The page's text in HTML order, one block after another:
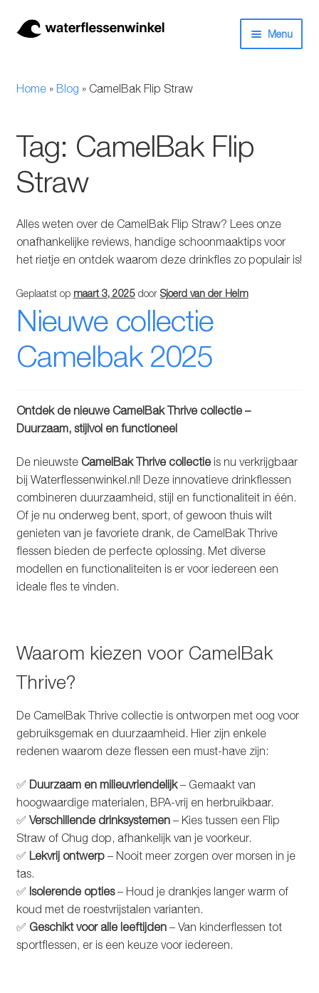
Ga
Ga
Menu
Thermosfles
Kinderflessen
Drinkfles met rietje
Waterfles met filter
Aluminium drinkfles
Glazen drinkfles
RVS drinkfles
Broodtrommels & lunchboxen
Accessoires
Aanbiedingen
Waterfles bedrukken
Home» Blog » CamelBak Flip Straw
Tag: CamelBak Flip
Straw
Alles weten over de CamelBak Flip Straw? Lees onze
onafhankelijke reviews, handige schoonmaaktips voor
het rietje en ontdek waarom deze drinkfles zo populair is!
Geplaatst op maart 3, 2025 door Sjoerd van der Helm
Nieuwe collectie
Camelbak 2025
Ontdek de nieuwe CamelBak Thrive collectie –
Duurzaam, stijlvol en functioneel
De nieuwste CamelBak Thrive collectieis nu verkrijgbaar
bij Waterflessenwinkel.nl! Deze innovatieve drinkflessen
combineren duurzaamheid, stijl en functionaliteit in één.
Of je nu onderweg bent, sport, of gewoon thuis wilt
genieten van je favoriete drank, de CamelBak Thrive
flessen bieden de perfecte oplossing. Met diverse
modellen en functionaliteiten is er voor iedereen een
ideale fles te vinden.
Waarom kiezen voor CamelBak
Thrive?
De CamelBak Thrive collectie is ontworpen met oog voor
gebruiksgemak en duurzaamheid. Hier zijn enkele
redenen waarom deze flessen een must-have zijn:
✅ Duurzaam en milieuvriendelijk– Gemaakt van
hoogwaardige materialen, BPA-vrij en herbruikbaar.
✅ Verschillende drinksystemen– Kies tussen een Flip
Straw of Chug dop, afhankelijk van je voorkeur.
✅ Lekvrij ontwerp– Nooit meer zorgen over morsen in je
tas.
✅ Isolerende opties– Houd je drankjes langer warm of
koud met de roestvrijstalen varianten.
✅ Geschikt voor alle leeftijden– Van kinderflessen tot
sportflessen, er is een keuze voor iedereen.